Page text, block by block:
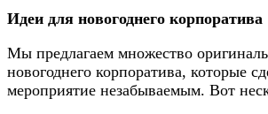
Идеи для новогоднего корпоратива
Мы предлагаем множество
новогоднего корпоратива, которые
мероприятие незабываемым. Вот